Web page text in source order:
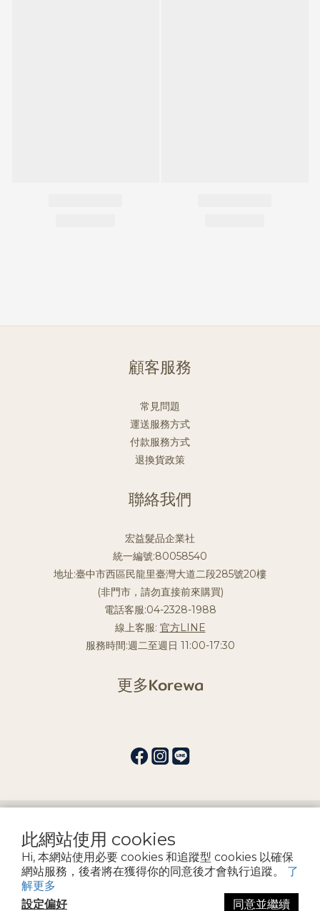
此網站使用 cookies
Hi, 本網站使用必要 cookies 和追蹤型 cookies 以確保
網站服務，後者將在獲得你的同意後才會執行追蹤。 了
解更多
設定偏好
同意並繼續
顧客服務
常見問題
運送服務方式
付款服務方式
退換貨政策
聯絡我們
宏益髮品企業社
統一編號:80058540
地址:臺中市西區民龍里臺灣大道二段285號20樓
(非門市，請勿直接前來購買)
電話客服:04-2328-1988
線上客服: 官方LINE
服務時間:週二至週日 11:00-17:30
更多Korewa
Copyright by 宏益髮品企業社